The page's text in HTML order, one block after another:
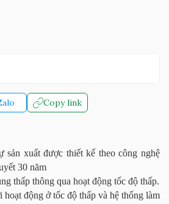
Copy link
sản xuất được thiết kế theo công nghệ
30 năm
thấp thông qua hoạt động tốc độ thấp.
động ở tốc độ thấp và hệ thống làm